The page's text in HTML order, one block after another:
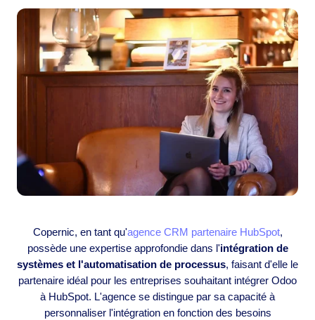
Copernic, en tant qu'agence CRM partenaire HubSpot,
possède une expertise approfondie dans l'intégration de
systèmes et l'automatisation de processus, faisant d'elle le
partenaire idéal pour les entreprises souhaitant intégrer Odoo
à HubSpot. L'agence se distingue par sa capacité à
personnaliser l'intégration en fonction des besoins